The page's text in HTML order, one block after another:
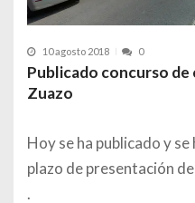
10 agosto 2018 0
Publicado concurso
Zuazo
Hoy se ha publicado y
plazo de presentación